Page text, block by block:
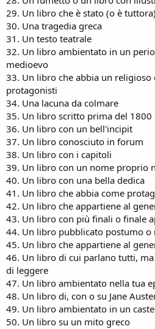
29. Un libro che è stato (o è
30. Una tragedia greca
31. Un testo teatrale
32. Un libro ambientato in un
medioevo
33. Un libro che abbia un religioso
protagonisti
34. Una lacuna da colmare
35. Un libro scritto prima del 1800
36. Un libro con un bell'incipit
37. Un libro conosciuto in forum
38. Un libro con i capitoli
39. Un libro con un nome proprio
40. Un libro con una bella dedica
41. Un libro che abbia come
42. Un libro che appartiene al
43. Un libro con più finali o finale
44. Un libro pubblicato postumo o
45. Un libro che appartiene al
46. Un libro di cui parlano tutti,
di leggere
47. Un libro ambientato nella tua
48. Un libro di, con o su Jane
49. Un libro ambientato in un
50. Un libro su un mito greco